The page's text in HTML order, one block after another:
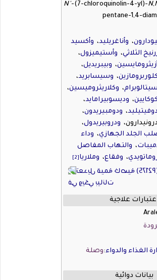
N'-(7-chloroquinolin-4-yl)-N,
pentane-1,4-
، وأناغريليد، وأكسيد
الثلاثي، وأستيميزول،
، وبيبريديل،
، وسيسابريد،
، وكلاريثروميسين،
، وديسوبيرامايد،
، ودومبيريدون،
ودروبيريدول،
،وإسيتالوبرام
، وهالوفانترين،
،وإيبوتيليد،
وميثادون ،
وبروبوكول
وثيوريدازين[1]
الجلد الجهازي، وداء
، والتهاب المفاصل
، وفقاع، وملاريا
علاجية
الغذاء والدواء:وصلة
بيانات دوائية